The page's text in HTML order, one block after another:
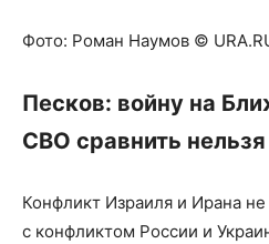
Фото: Роман Наумов ©
Песков: войну на
СВО сравнить нельзя
Конфликт Израиля и Ирана
с конфликтом России и